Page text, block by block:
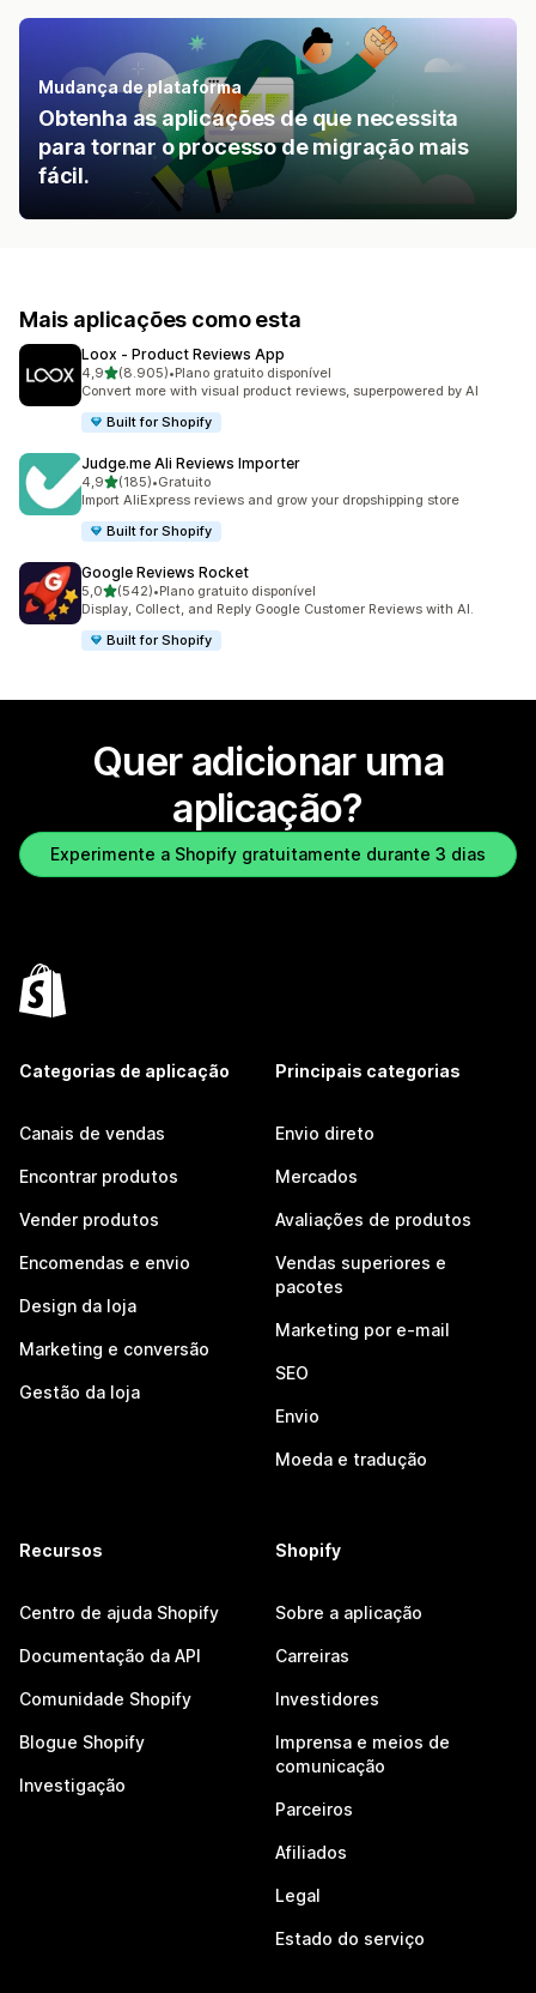
Mudança de plataforma
Obtenha as aplicações de que necessita
para tornar o processo de migração mais
fácil.
Mais aplicações como esta
Loox ‑ Product Reviews App
4,9de 5 estrelas
(8.905)
8905 total de avaliações
•Plano gratuito disponível
Convert more with visual product reviews, superpowered by AI
Built for Shopify
Judge.me Ali Reviews Importer
4,9de 5 estrelas
(185)
185 total de avaliações
•Gratuito
Import AliExpress reviews and grow your dropshipping store
Built for Shopify
Google Reviews Rocket
5,0de 5 estrelas
(542)
542 total de avaliações
•Plano gratuito disponível
Display, Collect, and Reply Google Customer Reviews with AI.
Built for Shopify
Quer adicionar uma
aplicação?
Experimente a Shopify gratuitamente durante 3 dias
Categorias de aplicação
Canais de vendas
Encontrar produtos
Vender produtos
Encomendas e envio
Design da loja
Marketing e conversão
Gestão da loja
Principais categorias
Envio direto
Mercados
Avaliações de produtos
Vendas superiores e
pacotes
Marketing por e-mail
SEO
Envio
Moeda e tradução
Recursos
Centro de ajuda Shopify
Documentação da API
Comunidade Shopify
Blogue Shopify
Investigação
Shopify
Sobre a aplicação
Carreiras
Investidores
Imprensa e meios de
comunicação
Parceiros
Afiliados
Legal
Estado do serviço